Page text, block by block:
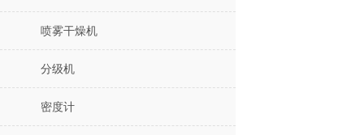
喷雾干燥机
分级机
密度计